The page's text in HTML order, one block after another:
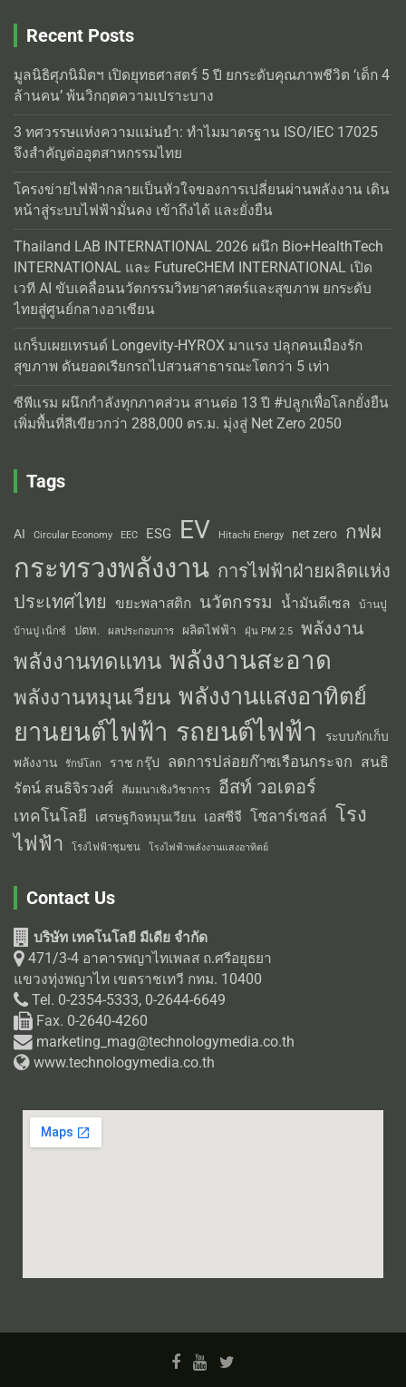
Recent Posts
มูลนิธิศุภนิมิตฯ เปิดยุทธศาสตร์ 5 ปี ยกระดับคุณภาพชีวิต ‘เด็ก 4
ล้านคน’ พ้นวิกฤตความเปราะบาง
3 ทศวรรษแห่งความแม่นยำ: ทำไมมาตรฐาน ISO/IEC 17025
จึงสำคัญต่ออุตสาหกรรมไทย
โครงข่ายไฟฟ้ากลายเป็นหัวใจของการเปลี่ยนผ่านพลังงาน เดิน
หน้าสู่ระบบไฟฟ้ามั่นคง เข้าถึงได้ และยั่งยืน
Thailand LAB INTERNATIONAL 2026 ผนึก Bio+HealthTech
INTERNATIONAL และ FutureCHEM INTERNATIONAL เปิด
เวที AI ขับเคลื่อนนวัตกรรมวิทยาศาสตร์และสุขภาพ ยกระดับ
ไทยสู่ศูนย์กลางอาเซียน
แกร็บเผยเทรนด์ Longevity-HYROX มาแรง ปลุกคนเมืองรัก
สุขภาพ ดันยอดเรียกรถไปสวนสาธารณะโตกว่า 5 เท่า
ซีพีแรม ผนึกกำลังทุกภาคส่วน สานต่อ 13 ปี #ปลูกเพื่อโลกยั่งยืน
เพิ่มพื้นที่สีเขียวกว่า 288,000 ตร.ม. มุ่งสู่ Net Zero 2050
Tags
AI Circular Economy EEC ESG EV Hitachi Energy net zero กฟผ
กระทรวงพลังงาน การไฟฟ้าฝ่ายผลิตแห่ง
ประเทศไทย
ขยะพลาสติก นวัตกรรม น้ำมันดีเซล บ้านปู
บ้านปู เน็กซ์ ปตท. ผลประกอบการ ผลิตไฟฟ้า ฝุ่น PM 2.5 พลังงาน
พลังงานทดแทน พลังงานสะอาด
พลังงานหมุนเวียน พลังงานแสงอาทิตย์
ยานยนต์ไฟฟ้า รถยนต์ไฟฟ้า
ระบบกักเก็บ
พลังงาน
รักษ์โลก ราช กรุ๊ป ลดการปล่อยก๊าซเรือนกระจก สนธิ
รัตน์ สนธิจิรวงศ์
สัมมนาเชิงวิชาการ อีสท์ วอเตอร์
เทคโนโลยี เศรษฐกิจหมุนเวียน เอสซีจี โซลาร์เซลล์ โรง
ไฟฟ้า
โรงไฟฟ้าชุมชน โรงไฟฟ้าพลังงานแสงอาทิตย์
Contact Us
บริษัท เทคโนโลยี มีเดีย จำกัด
471/3-4 อาคารพญาไทเพลส ถ.ศรีอยุธยา
แขวงทุ่งพญาไท เขตราชเทวี กทม. 10400
Tel. 0-2354-5333, 0-2644-6649
Fax. 0-2640-4260
marketing_mag@technologymedia.co.th
www.technologymedia.co.th